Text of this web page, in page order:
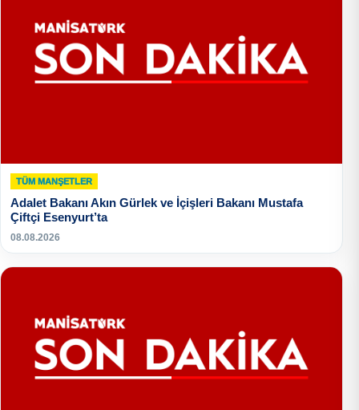
TÜM MANŞETLER
Adalet Bakanı Akın Gürlek ve İçişleri Bakanı Mustafa
Çiftçi Esenyurt’ta
08.08.2026